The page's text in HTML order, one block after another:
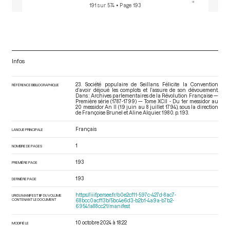
191 sur 574 • Page 193
Infos
RÉFÉRENCE BIBLIOGRAPHIQUE
23. Société populaire de Seillans. Félicite la Convention
d’avoir déjoué les complots et l’assure de son dévouement.
Dans : Archives parlementaires de la Révolution Française —
Première série (1787-1799) — Tome XCII - Du 1er messidor au
20 messidor An II (19 juin au 8 juillet 1794), sous la direction
de Françoise Brunel et Aline Alquier. 1980. p. 193.
LANGUE PRINCIPALE Français
NOMBRE DE PAGES 1
PREMIÈRE PAGE 193
DERNIÈRE PAGE 193
URI DU MANIFEST IIIF DU VOLUME
CONTENANT LE DOCUMENT
https://iiif.persee.fr/b0e2cf11-597c-427d-8ac7-
68bcc0acf13b/5bc4e6d3-b2b1-4a9a-b7b2-
69541a88cc21/manifest
MODIFIÉ LE 10 octobre 2024 à 18:22